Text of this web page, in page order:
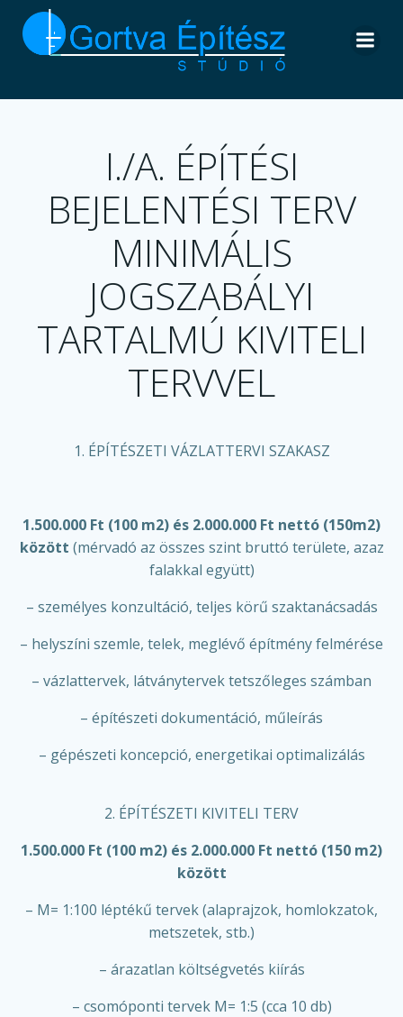
to
content
I./A. ÉPÍTÉSI
BEJELENTÉSI TERV
MINIMÁLIS
JOGSZABÁLYI
TARTALMÚ KIVITELI
TERVVEL
1. ÉPÍTÉSZETI VÁZLATTERVI SZAKASZ
1.500.000 Ft (100 m2) és 2.000.000 Ft nettó (150m2)
között (mérvadó az összes szint bruttó területe, azaz
falakkal együtt)
– személyes konzultáció, teljes körű szaktanácsadás
– helyszíni szemle, telek, meglévő építmény felmérése
– vázlattervek, látványtervek tetszőleges számban
– építészeti dokumentáció, műleírás
– gépészeti koncepció, energetikai optimalizálás
2. ÉPÍTÉSZETI KIVITELI TERV
1.500.000 Ft (100 m2) és 2.000.000 Ft nettó (150 m2)
között
– M= 1:100 léptékű tervek (alaprajzok, homlokzatok,
metszetek, stb.)
– árazatlan költségvetés kiírás
– csomóponti tervek M= 1:5 (cca 10 db)